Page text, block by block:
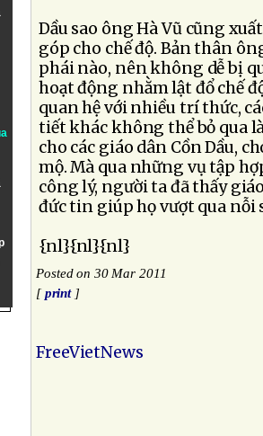
Dầu sao ông Hà Vũ cũng
góp cho chế độ. Bản thân
phái nào, nên không dễ bị
hoạt động nhằm lật đổ chế
quan hệ với nhiều trí thức,
tiết khác không thể bỏ qua
cho các giáo dân Cồn Dầu,
mộ. Mà qua những vụ tập
công lý, người ta đã thấy
đức tin giúp họ vượt qua nỗi
{nl}{nl}{nl}
Posted on 30 Mar 2011
[print]
FreeVietNews